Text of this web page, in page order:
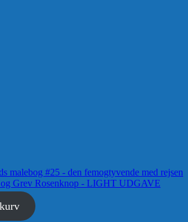
malebog #25 - den femogtyvende med rejsen
og Grev Rosenknop - LIGHT UDGAVE